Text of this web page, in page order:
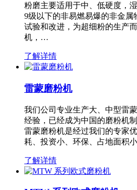
粉磨主要适用于中、低硬度，
9级以下的非易燃易爆的非金属
试验和改进，为超细粉的生产
机，…
了解详情
雷蒙磨粉机
我们公司专业生产大、中型雷
经验，已经成为中国的磨粉机
雷蒙磨粉机是经过我们的专家
耗、投资小、环保、占地面积
了解详情